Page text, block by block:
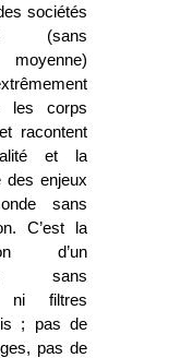
sociétés
(sans
les corps
racontent
et la
des enjeux
sans
C’est la
d’un
sans
ni filtres
; pas de
pas de